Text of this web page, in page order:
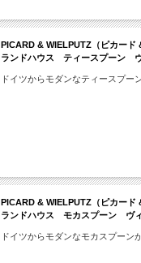
PICARD & WIELPUTZ（ピカード
ランドハウス ティースプーン
ドイツからモダンなティースプー
PICARD & WIELPUTZ（ピカード
ランドハウス モカスプーン ヴ
ドイツからモダンなモカスプーン